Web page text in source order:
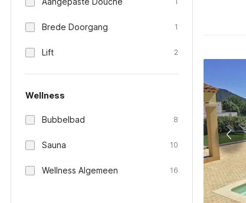
Brede Doorgang 1
Lift 2
Wellness
Bubbelbad 8
Sauna 10
Wellness Algemeen 16